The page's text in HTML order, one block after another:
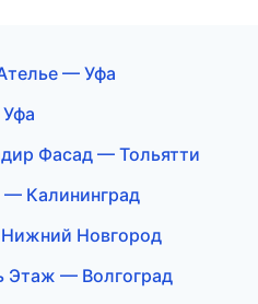
— Уфа
Фасад — Тольятти
Калининград
Новгород
Этаж — Волгоград